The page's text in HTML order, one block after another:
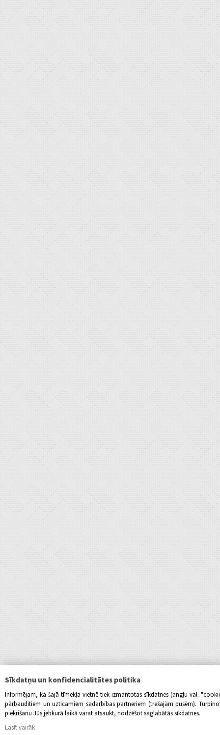
Sīkdatņu un konfidencialitātes politika
Informējam, ka šajā tīmekļa vietnē tiek izmantotas sīkdatnes (angļu val.
pārbaudītiem un uzticamiem sadarbības partneriem (trešajām pusēm).
piekrišanu Jūs jebkurā laikā varat atsaukt, nodzēšot saglabātās sīkdatnes.
Lasīt vairāk